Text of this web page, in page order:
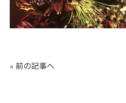
« 前の記事へ